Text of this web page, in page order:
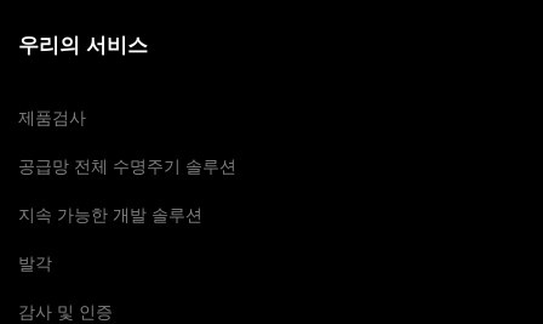
우리의 서비스
제품검사
공급망 전체 수명주기 솔루션
지속 가능한 개발 솔루션
발각
감사 및 인증